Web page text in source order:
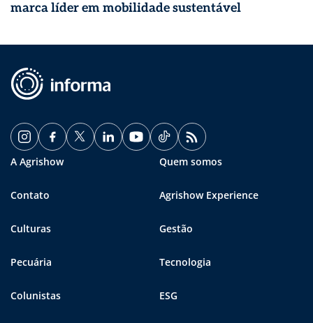
marca líder em mobilidade sustentável
A Agrishow Quem somos
Contato Agrishow Experience
Culturas Gestão
Pecuária Tecnologia
Colunistas ESG